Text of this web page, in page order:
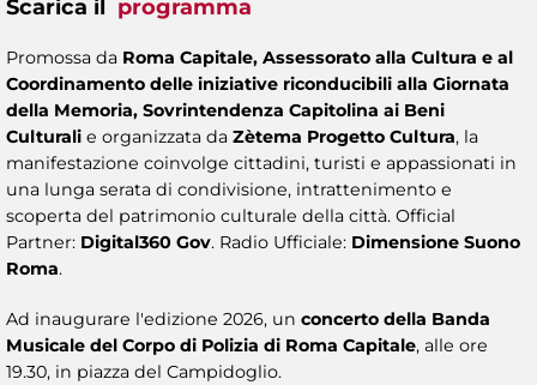
Scarica il programma
Promossa da Roma Capitale, Assessorato alla Cultura e al
Coordinamento delle iniziative riconducibili alla Giornata
della Memoria, Sovrintendenza Capitolina ai Beni
Culturali e organizzata da Zètema Progetto Cultura, la
manifestazione coinvolge cittadini, turisti e appassionati in
una lunga serata di condivisione, intrattenimento e
scoperta del patrimonio culturale della città. Official
Partner: Digital360 Gov. Radio Ufficiale: Dimensione Suono
Roma.
Ad inaugurare l'edizione 2026, un concerto della Banda
Musicale del Corpo di Polizia di Roma Capitale, alle ore
19.30, in piazza del Campidoglio.